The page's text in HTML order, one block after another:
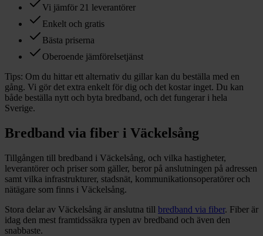
Vi jämför 21 leverantörer
Enkelt och gratis
Bästa priserna
Oberoende jämförelsetjänst
Tips: Om du hittar ett alternativ du gillar kan du beställa med en
gång. Vi gör det extra enkelt för dig och det kostar inget. Du kan
både beställa nytt och byta bredband, och det fungerar i hela
Sverige.
Bredband via fiber i Väckelsång
Tillgången till bredband i Väckelsång, och vilka hastigheter,
leverantörer och priser som gäller, beror på anslutningen på adressen
samt vilka infrastrukturer, stadsnät, kommunikationsoperatörer och
nätägare som finns i Väckelsång.
Stora delar av Väckelsång är anslutna till bredband via fiber. Fiber är
idag den mest framtidssäkra typen av bredband och även den
snabbaste.